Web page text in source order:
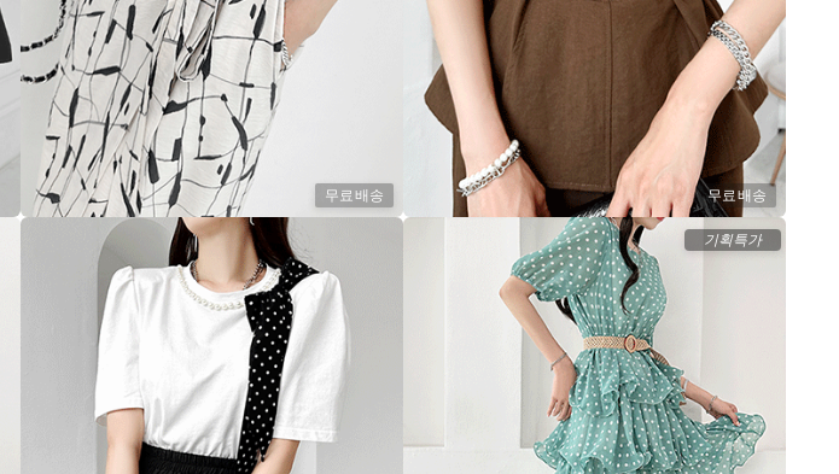
무료배송 무료배송
기획특가